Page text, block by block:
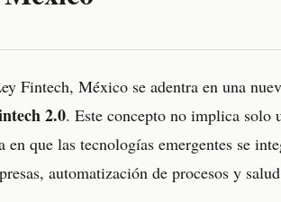
Fintech, México se adentra en una
2.0. Este concepto no implica solo
que las tecnologías emergentes se
automatización de procesos y